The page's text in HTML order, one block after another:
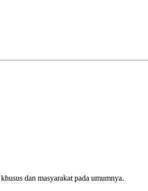
dan masyarakat pada umumnya.